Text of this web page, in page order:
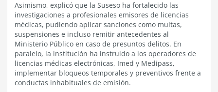
Asimismo, explicó que la Suseso ha fortalecido las
investigaciones a profesionales emisores de licencias
médicas, pudiendo aplicar sanciones como multas,
suspensiones e incluso remitir antecedentes al
Ministerio Público en caso de presuntos delitos. En
paralelo, la institución ha instruido a los operadores de
licencias médicas electrónicas, Imed y Medipass,
implementar bloqueos temporales y preventivos frente a
conductas inhabituales de emisión.